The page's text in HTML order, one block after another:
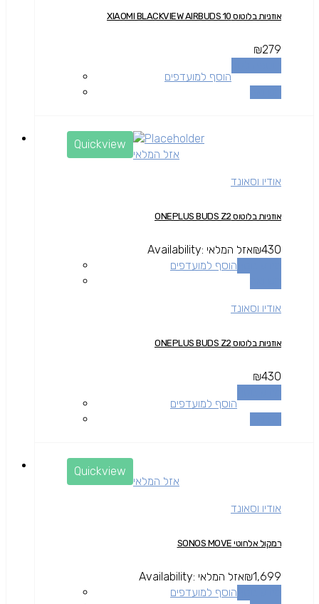
אוזניות בלוטוס XIAOMI BLACKVIEW AIRBUDS 10
₪279
הוסף למועדפים
Quickview
אזל המלאי
אודיו וסאונד
אוזניות בלוטוס ONEPLUS BUDS Z2
₪430
Availability: אזל המלאי
הוסף למועדפים
אודיו וסאונד
אוזניות בלוטוס ONEPLUS BUDS Z2
₪430
הוסף למועדפים
Quickview
אזל המלאי
אודיו וסאונד
רמקול אלחוטי SONOS MOVE
₪1,699
Availability: אזל המלאי
הוסף למועדפים